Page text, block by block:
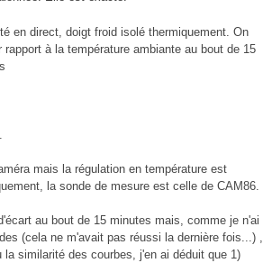
en direct, doigt froid isolé thermiquement. On
à la température ambiante au bout de 15
mais la régulation en température est
la sonde de mesure est celle de CAM86.
au bout de 15 minutes mais, comme je n'ai
(cela ne m'avait pas réussi la dernière fois...) ,
similarité des courbes, j'en ai déduit que 1)